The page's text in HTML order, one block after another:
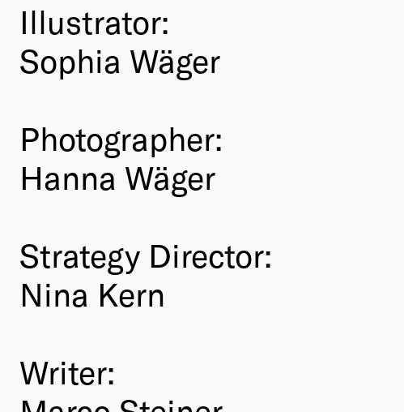
Illustrator:
Sophia Wäger
Photographer:
Hanna Wäger
Strategy Director:
Nina Kern
Writer: